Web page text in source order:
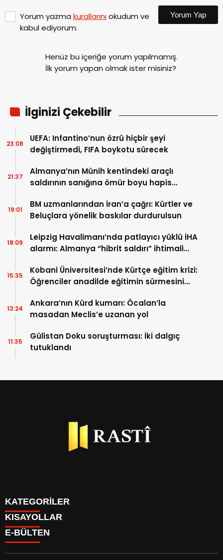
Yorum yazma kurallarınıokudum ve
kabul ediyorum.
Yorum Yap
Henüz bu içeriğe yorum yapılmamış.
İlk yorum yapan olmak ister misiniz?
İlginizi Çekebilir
UEFA: Infantino’nun özrü hiçbir şeyi
değiştirmedi, FIFA boykotu sürecek
23:08
Almanya’nın Münih kentindeki araçlı
saldırının sanığına ömür boyu hapis
21:37
BM uzmanlarından İran’a çağrı: Kürtler ve
Beluçlara yönelik baskılar durdurulsun
19:01
Leipzig Havalimanı’nda patlayıcı yüklü İHA
alarmı: Almanya “hibrit saldırı” ihtimali
18:09
Kobani Üniversitesi’nde Kürtçe eğitim krizi:
Öğrenciler anadilde eğitimin sürmesini
15:35
Ankara’nın Kürd kumarı: Öcalan’la
masadan Meclis’e uzanan yol
13:24
Gülistan Doku soruşturması: İki dalgıç
tutuklandı
11:35
KATEGORİLER
BİYOGRAFİLER
DÜNYA
KISAYOLLAR
YAZARLAR
PARİTELER
E-BÜLTEN